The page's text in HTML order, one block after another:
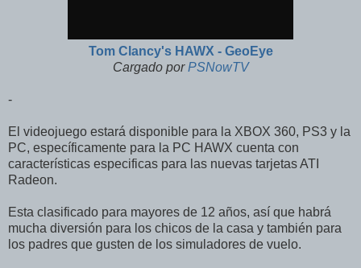
Tom Clancy's HAWX - GeoEye
Cargado porPSNowTV
-
El videojuego estará disponible para la XBOX 360, PS3 y la
PC, específicamente para la PC HAWX cuenta con
características especificas para las nuevas tarjetas ATI
Radeon.
Esta clasificado para mayores de 12 años, así que habrá
mucha diversión para los chicos de la casa y también para
los padres que gusten de los simuladores de vuelo.